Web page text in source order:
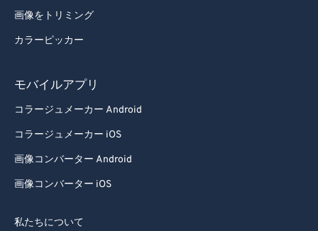
画像をトリミング
カラーピッカー
モバイルアプリ
コラージュメーカー Android
コラージュメーカー iOS
画像コンバーター Android
画像コンバーター iOS
私たちについて